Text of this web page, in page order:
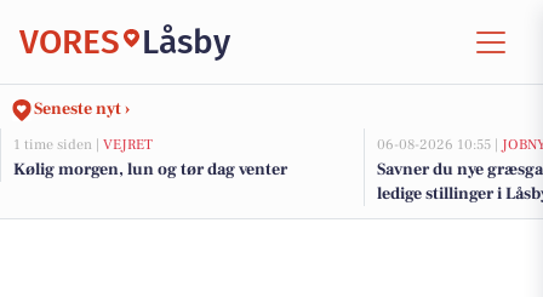
VORES Låsby
Seneste nyt ›
1 time siden | VEJRET
Kølig morgen, lun og tør dag venter
06-08-2026 10:55 |
Savner du nye
ledige stillinger i